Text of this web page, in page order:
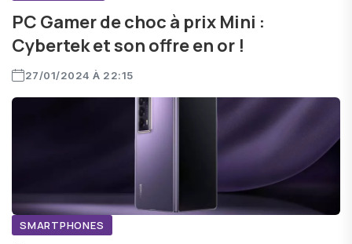
PC Gamer de choc à prix Mini :
Cybertek et son offre en or !
27/01/2024 À 22:15
SMARTPHONES